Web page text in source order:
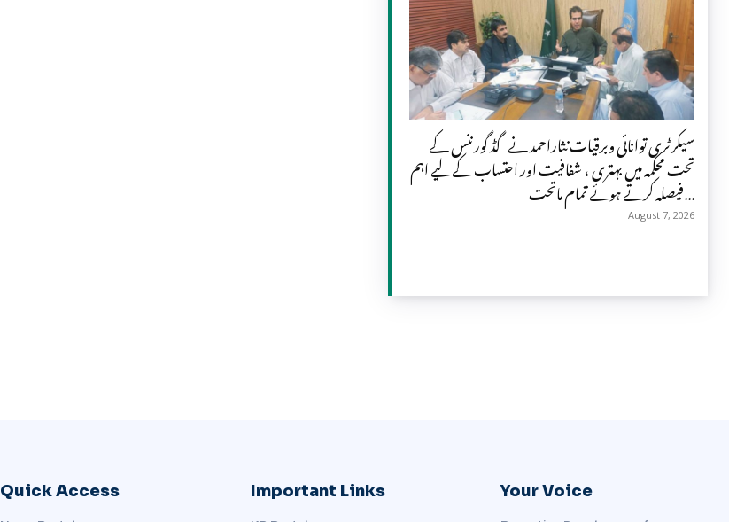
سیکرٹری توانائی وبرقیات نثاراحمد نے گڈ گورننس کے
تحت محکمہ میں بہتری ، شفافیت اور احتساب کے لیے اہم
فیصلہ کرتے ہوئے تمام ماتحت...
August 7, 2026
Quick Access Important Links Your Voice